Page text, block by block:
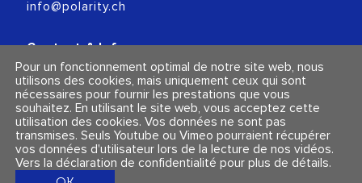
info@polarity.ch
Contact & Info
Conditions générales
Mentions légales et politique de confidentialité
Suivez-nous
Pour un fonctionnement optimal de notre site web, nous
utilisons des cookies, mais uniquement ceux qui sont
nécessaires pour fournir les prestations que vous
souhaitez. En utilisant le site web, vous acceptez cette
utilisation des cookies. Vos données ne sont pas
transmises. Seuls Youtube ou Vimeo pourraient récupérer
vos données d'utilisateur lors de la lecture de nos vidéos.
Vers la déclaration de confidentialité pour plus de détails.